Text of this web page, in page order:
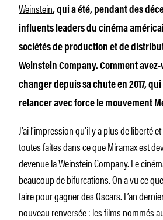
Weinstein, qui a été, pendant des
influents leaders du cinéma
sociétés de production et de
Weinstein Company. Comment
changer depuis sa chute en 2017,
relancer avec force le mouvement
J’ai l’impression qu’il y a plus de liberté
toutes faites dans ce que Miramax est
devenue la Weinstein Company. Le
beaucoup de bifurcations. On a vu ce
faire pour gagner des Oscars. L’an
nouveau renversée : les films nommés